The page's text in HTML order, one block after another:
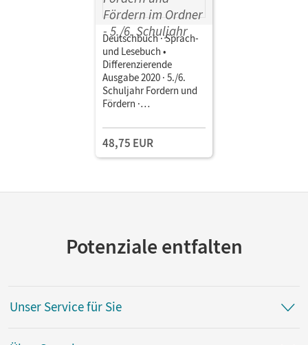
Deutschbuch · Sprach-
und Lesebuch •
Differenzierende
Ausgabe 2020 · 5./6.
Schuljahr Fordern und
Fördern ·
Klassenarbeiten,
Lösungen • Materialien
zum Fordern und
48,75 EUR
Potenziale entfalten
Unser Service für Sie